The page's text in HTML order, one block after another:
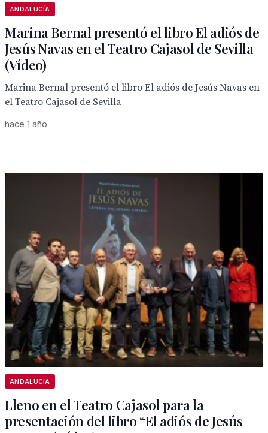
ANDALUCÍA
Marina Bernal presentó el libro El adiós de
Jesús Navas en el Teatro Cajasol de Sevilla
(Vídeo)
Marina Bernal presentó el libro El adiós de Jesús Navas en
el Teatro Cajasol de Sevilla
hace 1 año
ANDALUCÍA
Lleno en el Teatro Cajasol para la
presentación del libro “El adiós de Jesús